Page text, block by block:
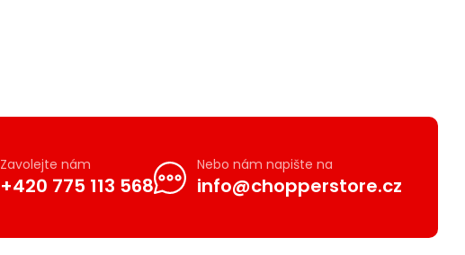
Zavolejte nám
+420 775 113 568
Nebo nám napište na
info@chopperstore.cz